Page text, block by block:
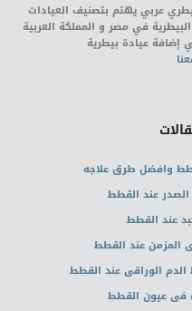
عربي يهتم بتصنيف العيادات
في مصر و المملكة العربية
إضافة عيادة بيطرية
وافضل طرق علاجه
عند القطط
عند القطط
المزمن عند القطط
الوراقى عند القطط
فى عيون القطط